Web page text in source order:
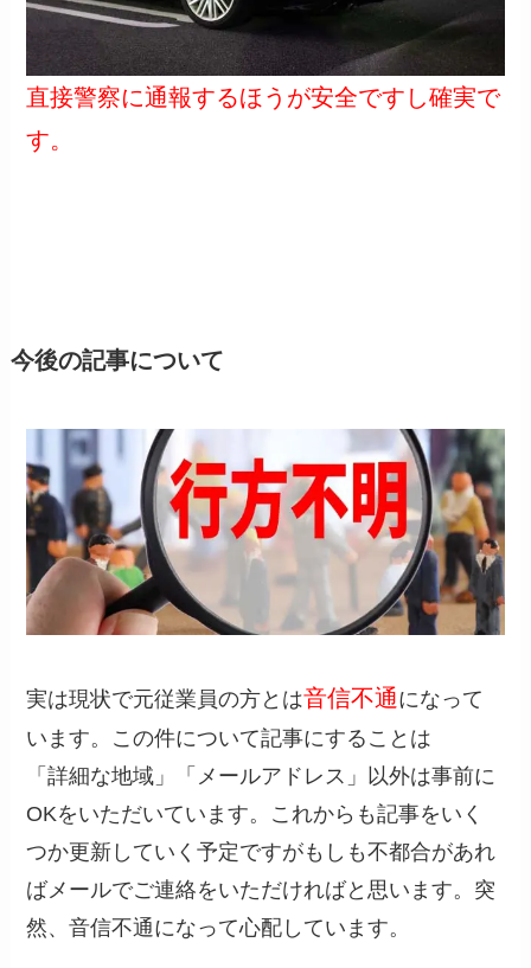
直接警察に通報するほうが安全ですし確実で
す。
今後の記事について
実は現状で元従業員の方とは音信不通になって
います。この件について記事にすることは
「詳細な地域」「メールアドレス」以外は事前に
OKをいただいています。これからも記事をいく
つか更新していく予定ですがもしも不都合があれ
ばメールでご連絡をいただければと思います。突
然、音信不通になって心配しています。